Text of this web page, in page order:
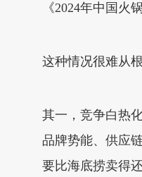
《2024年中国
这种情况很难从
其一，竞争白热
品牌势能、供应
要比海底捞卖得